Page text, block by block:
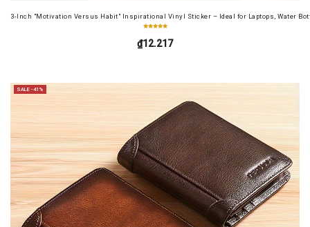
3-Inch "Motivation Versus Habit" Inspirational Vinyl Sticker – Ideal for Laptops, Water
₫12.217
SALE -41%